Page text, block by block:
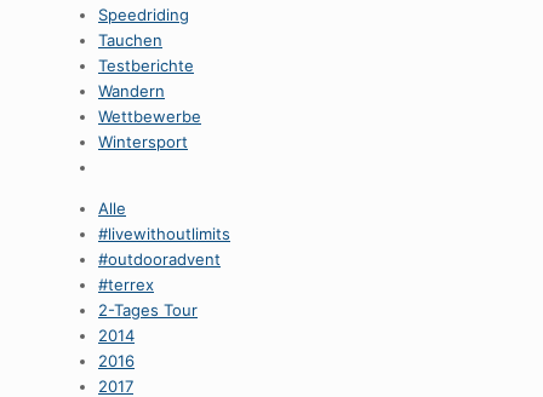
Speedriding
Tauchen
Testberichte
Wandern
Wettbewerbe
Wintersport
Alle
#livewithoutlimits
#outdooradvent
#terrex
2-Tages Tour
2014
2016
2017